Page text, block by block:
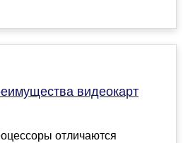
видеокарт
отличаются